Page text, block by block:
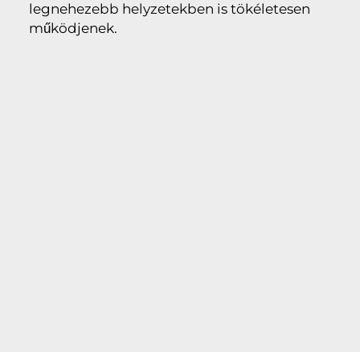
legnehezebb helyzetekben is tökéletesen
működjenek.